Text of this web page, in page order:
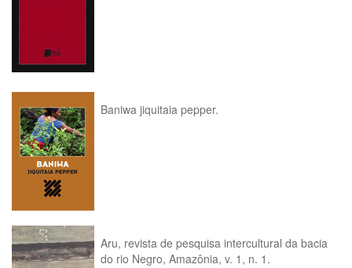
Baniwa jiquitaia pepper.
Aru, revista de pesquisa intercultural da bacia
do rio Negro, Amazônia, v. 1, n. 1.